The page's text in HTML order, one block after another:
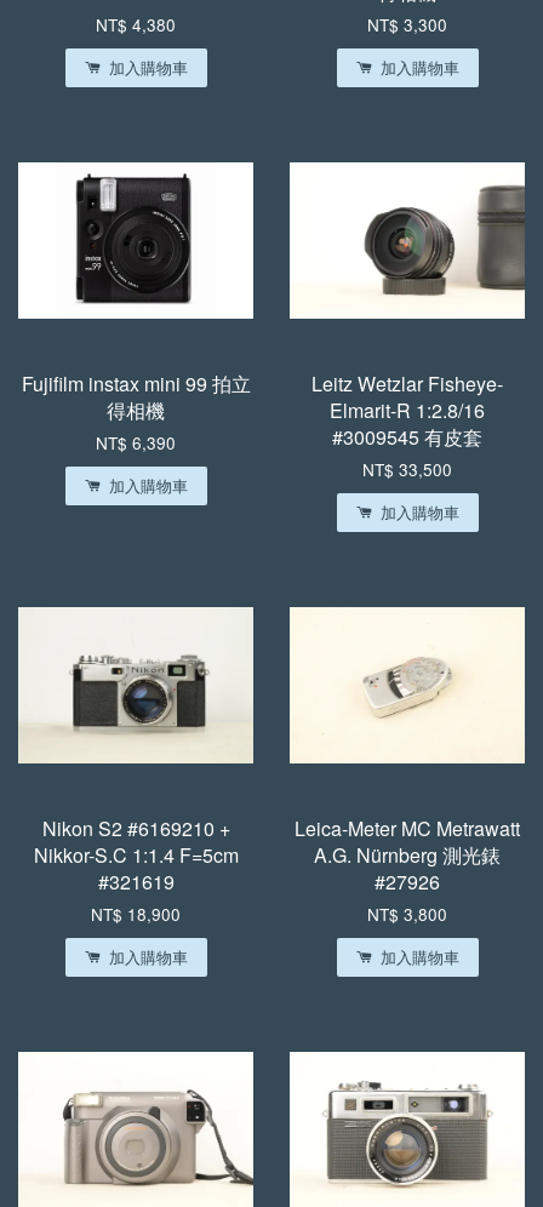
NT$ 4,380
加入購物車
NT$ 3,300
加入購物車
Fujifilm instax mini 99 拍立
得相機
NT$ 6,390
加入購物車
Leitz Wetzlar Fisheye-
Elmarit-R 1:2.8/16
#3009545 有皮套
NT$ 33,500
加入購物車
Nikon S2 #6169210 +
Nikkor-S.C 1:1.4 F=5cm
#321619
NT$ 18,900
加入購物車
Leica-Meter MC Metrawatt
A.G. Nürnberg 測光錶
#27926
NT$ 3,800
加入購物車